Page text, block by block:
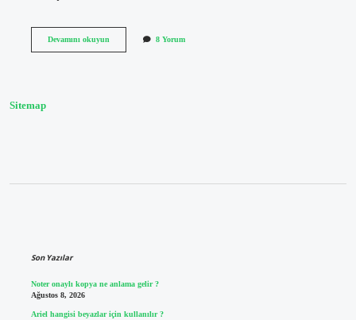
Devamını okuyunAfazi
8 Yorum
Sitemap
Son Yazılar
Noter onaylı kopya ne anlama gelir ?
Ağustos 8, 2026
Ariel hangisi beyazlar için kullanılır ?